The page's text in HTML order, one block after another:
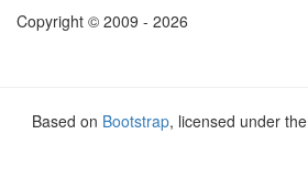
Copyright © 2009 - 2026
Based on Bootstrap, licensed under the